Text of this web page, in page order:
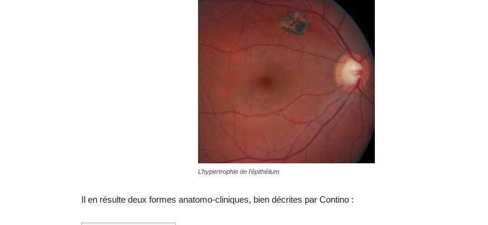
L’hypertrophie de l’épithélium
Il en résulte deux formes anatomo-cliniques, bien décrites par Contino :